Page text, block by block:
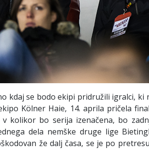
kdaj se bodo ekipi pridružili igralci,
Kölner Haie, 14. aprila pričela
kolikor bo serija izenačena, bo
dela nemške druge lige
že dalj časa, se je po